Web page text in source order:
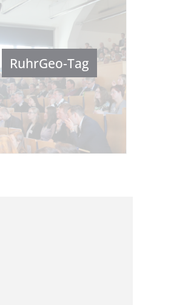
RuhrGeo-Tag